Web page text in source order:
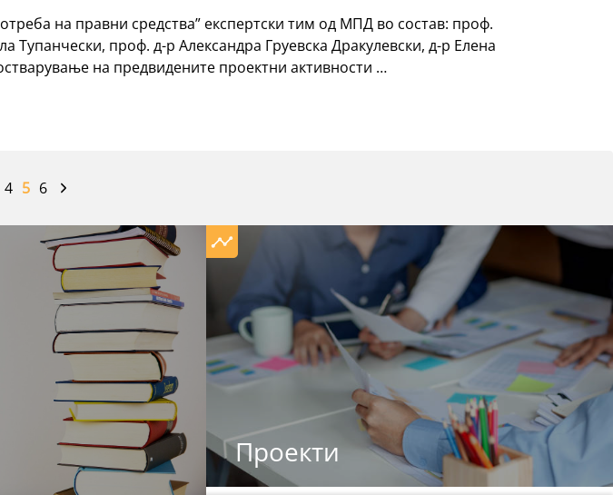
на правни средства” експертски тим од МПД во состав: проф.
проф. д-р Александра Груевска Дракулевски, д-р Елена
на предвидените проектни активности …
4 5 6
Проекти